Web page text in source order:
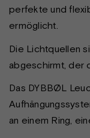
perfekte und
ermöglicht.
Die Lichtquellen
abgeschirmt, der
Das DYBBØL
an einem Ring,